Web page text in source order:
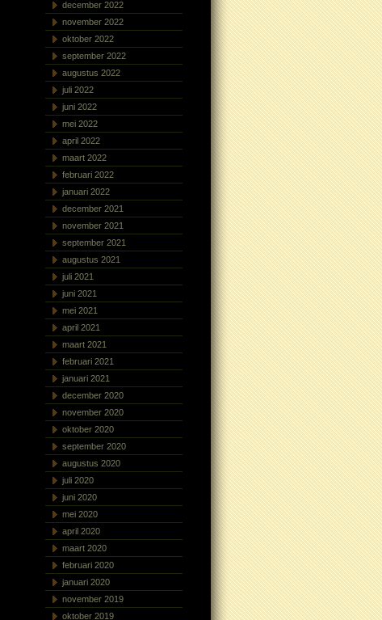
december 2022
november 2022
oktober 2022
september 2022
augustus 2022
juli 2022
juni 2022
mei 2022
april 2022
maart 2022
februari 2022
januari 2022
december 2021
november 2021
september 2021
augustus 2021
juli 2021
juni 2021
mei 2021
april 2021
maart 2021
februari 2021
januari 2021
december 2020
november 2020
oktober 2020
september 2020
augustus 2020
juli 2020
juni 2020
mei 2020
april 2020
maart 2020
februari 2020
januari 2020
november 2019
oktober 2019